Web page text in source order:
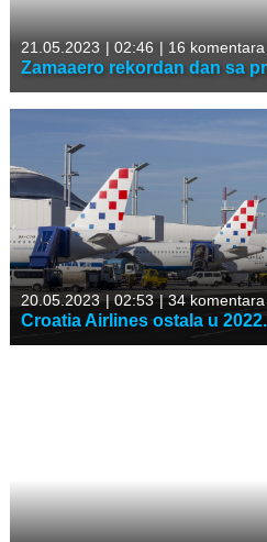
21.05.2023 | 02:46 | 16 komentara
Zamaaero rekordan dan sa
20.05.2023 |02:53 |34 komentara
Croatia Airlines ostala u 2022.